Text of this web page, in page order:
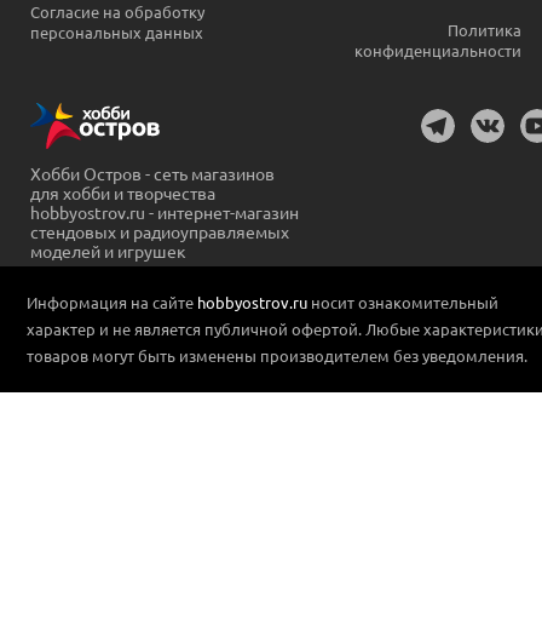
Согласие на обработку
персональных данных
Политика
конфиденциальности
Хобби Остров - сеть магазинов
для хобби и творчества
hobbyostrov.ru - интернет-магазин
стендовых и радиоуправляемых
моделей и игрушек
Информация на сайте hobbyostrov.ru носит ознакомительный
характер и не является публичной офертой. Любые
товаров могут быть изменены производителем без уведомления.